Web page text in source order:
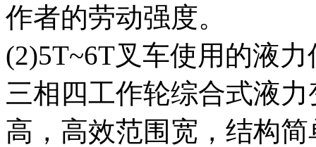
作者的劳动强度。
(2)5T~6T叉车使用的液
三相四工作轮综合式液
高，高效范围宽，结构